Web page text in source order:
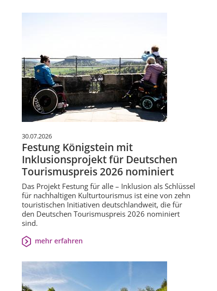
30.07.2026
Festung Königstein mit
Inklusionsprojekt für Deutschen
Tourismuspreis 2026 nominiert
Das Projekt Festung für alle – Inklusion als Schlüssel
für nachhaltigen Kulturtourismus ist eine von zehn
touristischen Initiativen deutschlandweit, die für
den Deutschen Tourismuspreis 2026 nominiert
sind.
mehr erfahren